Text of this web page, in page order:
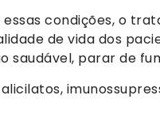
condições, o
de vida dos
saudável, parar de